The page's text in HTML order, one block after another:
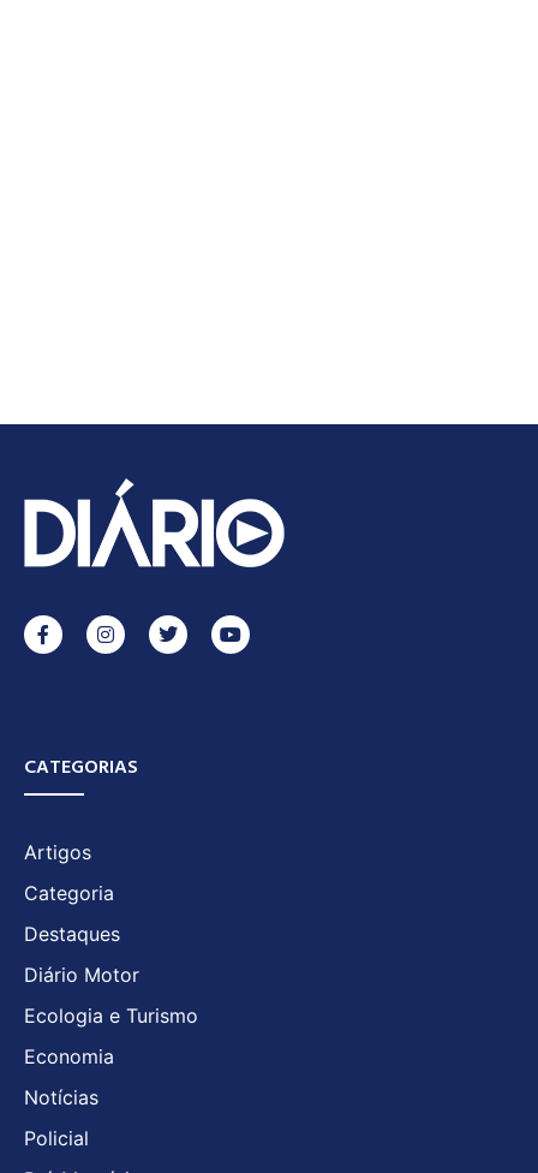
CATEGORIAS
Artigos
Categoria
Destaques
Diário Motor
Ecologia e Turismo
Economia
Notícias
Policial